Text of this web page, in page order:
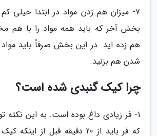
7- میزان هم زدن مواد در ابتدا خیلی کم
بخش آخر که باید همه مواد را با هم
هم زده اید. در این بخش صرفاً باید
شدن هم بزنید.
چرا کیک گنبدی شده است؟
1- فر زیادی داغ بوده است. به این نکته
که فر باید از 20 دقیقه قبل از